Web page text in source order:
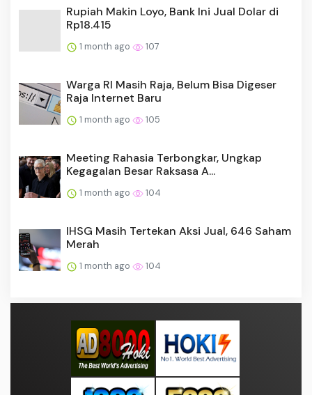
Rupiah Makin Loyo, Bank Ini Jual Dolar di
Rp18.415
1 month ago 107
Warga RI Masih Raja, Belum Bisa Digeser
Raja Internet Baru
1 month ago 105
Meeting Rahasia Terbongkar, Ungkap
Kegagalan Besar Raksasa A...
1 month ago 104
IHSG Masih Tertekan Aksi Jual, 646 Saham
Merah
1 month ago 104